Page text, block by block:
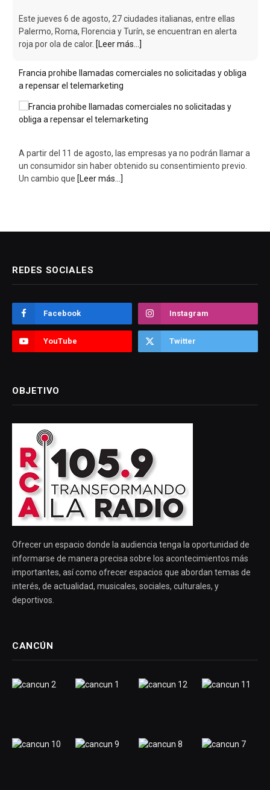
Este jueves 6 de agosto, 27 ciudades italianas, entre ellas
Palermo, Roma, Florencia y Turín, se encuentran en alerta
roja por ola de calor. [Leer más...]
Francia prohibe llamadas comerciales no solicitadas y obliga
a repensar el telemarketing
A partir del 11 de agosto, las empresas ya no podrán llamar a
un consumidor sin haber obtenido su consentimiento previo.
Un cambio que [Leer más...]
REDES SOCIALES
Facebook Instagram
YouTube Twitter
OBJETIVO
Ofrecer un espacio donde la audiencia tenga la oportunidad de
informarse de manera precisa sobre los acontecimientos más
importantes, así como ofrecer espacios que abordan temas de
interés, de actualidad, musicales, sociales, culturales, y
deportivos.
CANCÚN